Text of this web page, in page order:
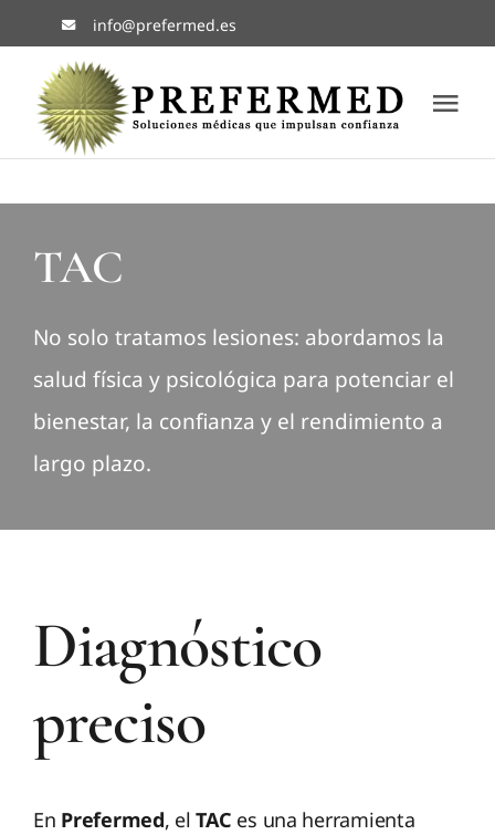
contenido
info@prefermed.es
Blog
TAC
No solo tratamos lesiones: abordamos la
salud física y psicológica para potenciar el
bienestar, la confianza y el rendimiento a
largo plazo.
Diagnóstico
preciso
En Prefermed, elTAC es una herramienta